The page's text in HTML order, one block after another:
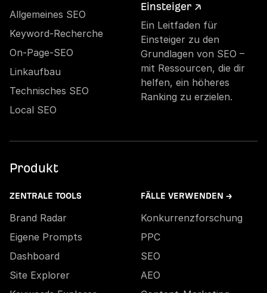
Allgemeines SEO
Keyword-Recherche
On-Page-SEO
Linkaufbau
Technisches SEO
Local SEO
Einsteiger ↗
Ein Leitfaden für
Einsteiger zu den
Grundlagen von SEO –
mit Ressourcen, die dir
helfen, ein höheres
Ranking zu erzielen.
Produkt
ZENTRALE TOOLS
Brand Radar
Eigene Prompts
Dashboard
Site Explorer
FÄLLE VERWENDEN →
Konkurrenzforschung
PPC
SEO
AEO